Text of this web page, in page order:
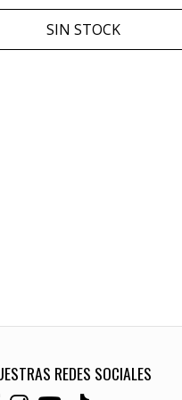
SIN STOCK
REDES SOCIALES